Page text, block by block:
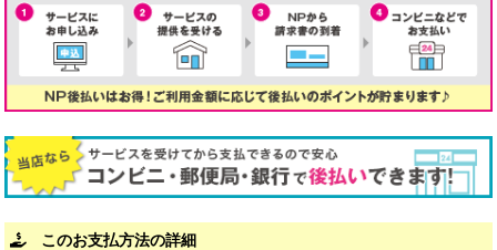
このお支払方法の詳細